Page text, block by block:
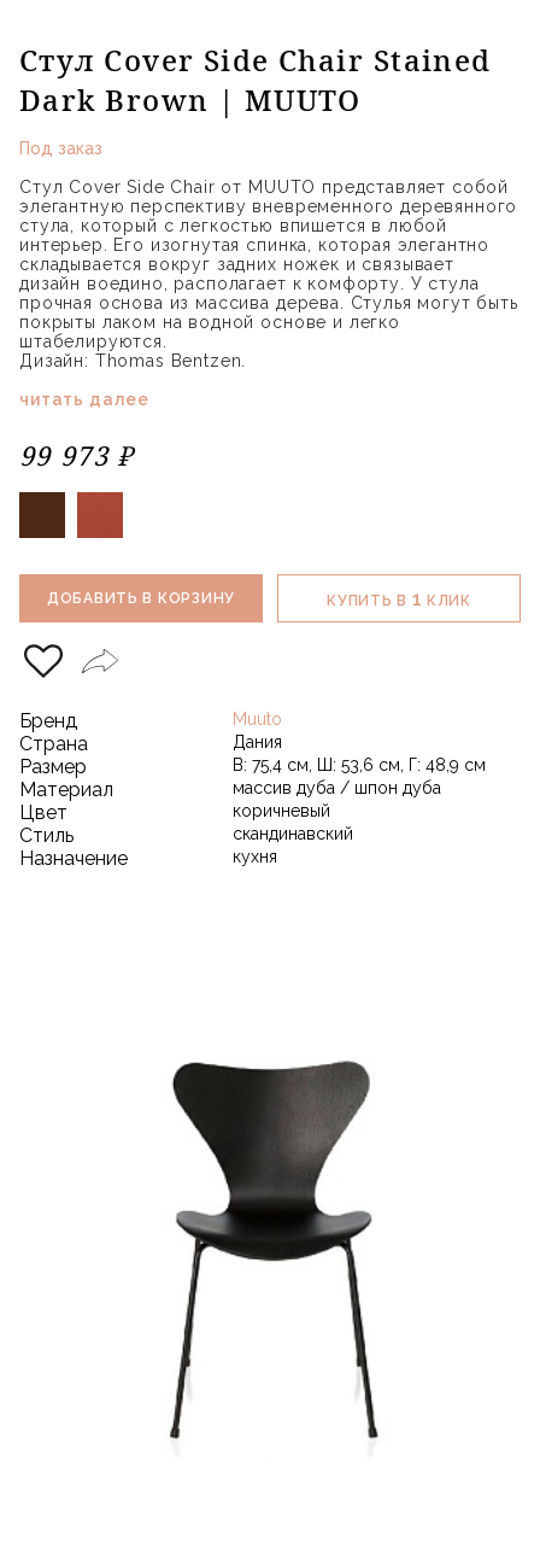
Стул Cover Side Chair Stained
Dark Brown | MUUTO
Под заказ
Стул Cover Side Chair от MUUTO представляет собой
элегантную перспективу вневременного деревянного
стула, который с легкостью впишется в любой
интерьер. Его изогнутая спинка, которая элегантно
складывается вокруг задних ножек и связывает
дизайн воедино, располагает к комфорту. У стула
прочная основа из массива дерева. Стулья могут быть
покрыты лаком на водной основе и легко
штабелируются.
Дизайн: Thomas Bentzen.
читать далее
99 973 ₽
ДОБАВИТЬ В КОРЗИНУ КУПИТЬ В 1 КЛИК
Бренд Muuto
Страна Дания
Размер В: 75,4 см, Ш: 53,6 см, Г: 48,9 см
Материал массив дуба / шпон дуба
Цвет коричневый
Стиль скандинавский
Назначение кухня